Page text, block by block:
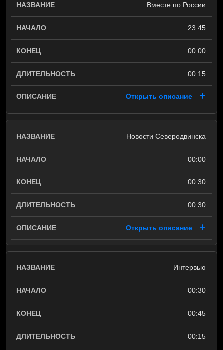
Вместе по России
23:45
00:00
00:15
Открыть описание
Новости Северодвинска
00:00
00:30
00:30
Открыть описание
Интервью
00:30
00:45
00:15